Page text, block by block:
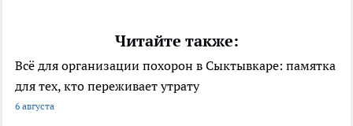
Читайте также:
Всё для организации похорон в Сыктывкаре: памятка
для тех, кто переживает утрату
6 августа